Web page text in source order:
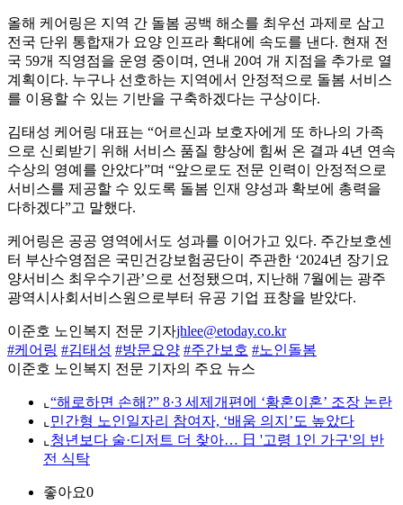
올해 케어링은 지역 간 돌봄 공백 해소를 최우선 과제로 삼고
전국 단위 통합재가 요양 인프라 확대에 속도를 낸다. 현재 전
국 59개 직영점을 운영 중이며, 연내 20여 개 지점을 추가로 열
계획이다. 누구나 선호하는 지역에서 안정적으로 돌봄 서비스
를 이용할 수 있는 기반을 구축하겠다는 구상이다.
김태성 케어링 대표는 “어르신과 보호자에게 또 하나의 가족
으로 신뢰받기 위해 서비스 품질 향상에 힘써 온 결과 4년 연속
수상의 영예를 안았다”며 “앞으로도 전문 인력이 안정적으로
서비스를 제공할 수 있도록 돌봄 인재 양성과 확보에 총력을
다하겠다”고 말했다.
케어링은 공공 영역에서도 성과를 이어가고 있다. 주간보호센
터 부산수영점은 국민건강보험공단이 주관한 ‘2024년 장기요
양서비스 최우수기관’으로 선정됐으며, 지난해 7월에는 광주
광역시사회서비스원으로부터 유공 기업 표창을 받았다.
이준호 노인복지 전문 기자jhlee@etoday.co.kr
#케어링 #김태성 #방문요양 #주간보호 #노인돌봄
이준호 노인복지 전문 기자의 주요 뉴스
⌞ “해로하면 손해?” 8·3 세제개편에 ‘황혼이혼’ 조장 논란
⌞ 민간형 노인일자리 참여자, ‘배움 의지’도 높았다
⌞ 청년보다 술·디저트 더 찾아… 日 '고령 1인 가구'의 반
전 식탁
좋아요0